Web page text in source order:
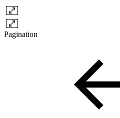
Pagination